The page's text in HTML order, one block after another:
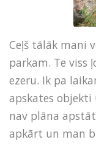
Ceļš tālāk mani
parkam. Te viss
ezeru. Ik pa
apskates
nav plāna
apkārt un man